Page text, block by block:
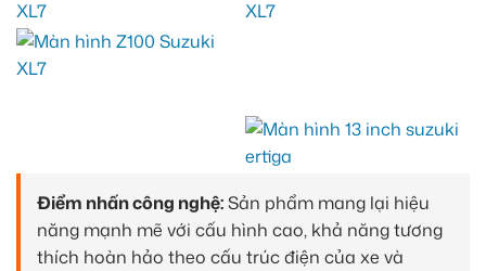
Điểm nhấn công nghệ:Sản phẩm mang lại hiệu
năng mạnh mẽ với cấu hình cao, khả năng tương
thích hoàn hảo theo cấu trúc điện của xe và